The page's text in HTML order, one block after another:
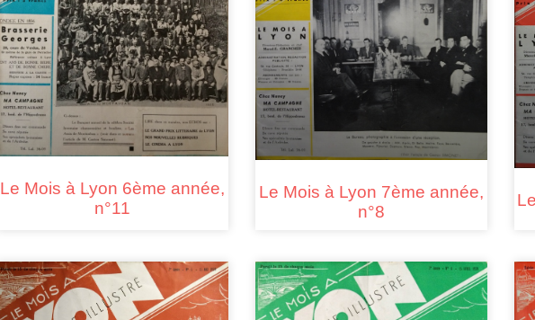
Le Mois à Lyon 6ème année,
n°11
Le Mois à Lyon 7ème année,
n°8